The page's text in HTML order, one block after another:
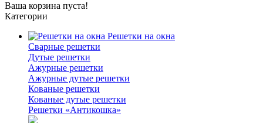
Ваша корзина пуста!
Категории
Решетки на окна
Сварные решетки
Дутые решетки
Ажурные решетки
Ажурные дутые решетки
Кованые решетки
Кованые дутые решетки
Решетки «Антикошка»